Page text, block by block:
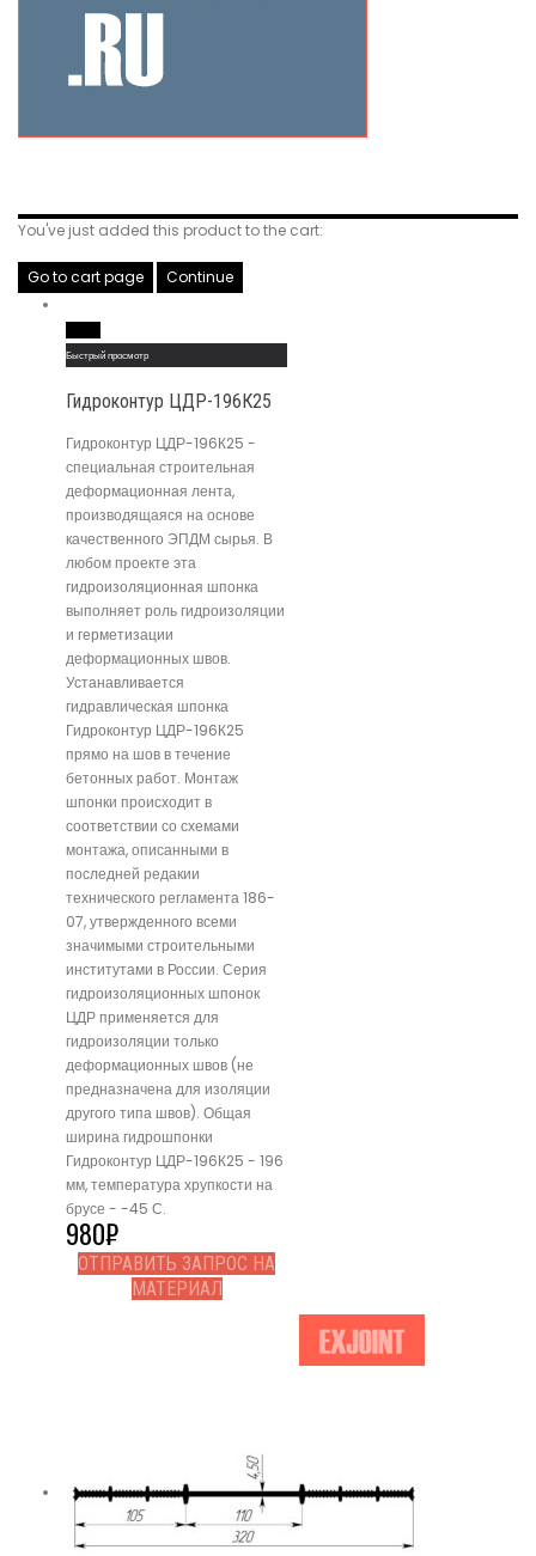
You've just added this product to the cart:
Go to cart page Continue
Быстрый просмотр
Гидроконтур ЦДР-196К25
Гидроконтур ЦДР-196К25 -
специальная строительная
деформационная лента,
производящаяся на основе
качественного ЭПДМ сырья. В
любом проекте эта
гидроизоляционная шпонка
выполняет роль гидроизоляции
и герметизации
деформационных швов.
Устанавливается
гидравлическая шпонка
Гидроконтур ЦДР-196К25
прямо на шов в течение
бетонных работ. Монтаж
шпонки происходит в
соответствии со схемами
монтажа, описанными в
последней редакии
технического регламента 186-
07, утвержденного всеми
значимыми строительными
институтами в России. Серия
гидроизоляционных шпонок
ЦДР применяется для
гидроизоляции только
деформационных швов (не
предназначена для изоляции
другого типа швов). Общая
ширина гидрошпонки
Гидроконтур ЦДР-196К25 - 196
мм, температура хрупкости на
брусе - -45 С.
980₽
ОТПРАВИТЬ ЗАПРОС НА
МАТЕРИАЛ